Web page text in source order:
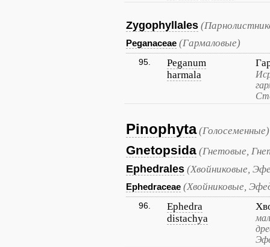
Zygophyllales
Peganaceae (Гармаловые)
95.
Peganum
harmala
Pinophyta (Голосеменные)
Gnetopsida (Гнетовые,
Ephedrales (Хвойниковые,
Ephedraceae (Хвойниковые,
96.
Ephedra
distachya